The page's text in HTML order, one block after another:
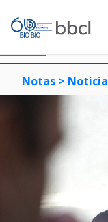
Notas > Noticia